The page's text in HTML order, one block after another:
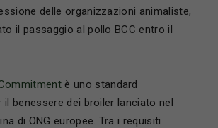
delle organizzazioni animaliste,
il passaggio al pollo BCC entro il
è uno standard
il benessere dei broiler lanciato nel
di ONG europee. Tra i requisiti